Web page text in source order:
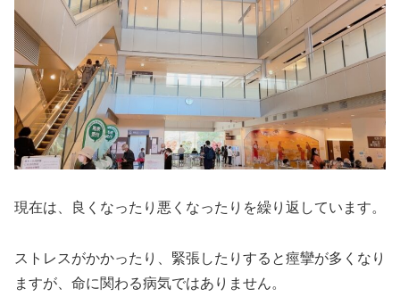
現在は、良くなったり悪くなったりを繰り返しています。
ストレスがかかったり、緊張したりすると痙攣が多くなり
ますが、命に関わる病気ではありません。